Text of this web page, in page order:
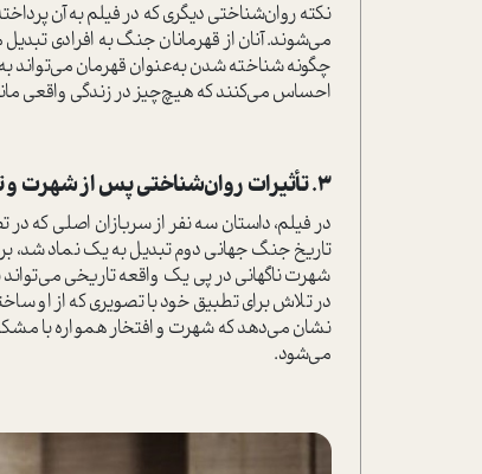
نکته روان‌شناختی دیگری که در فیلم به آن
می‌شوند. آنان از قهرمانان جنگ به افرادی
چگونه شناخته شدن به‌عنوان قهرمان می‌تواند
احساس می‌کنند که هیچ‌چیز در زندگی واقعی
۳. تأثیرات روان‌شناختی پس از شهرت و تصویر عمومی
در فیلم، داستان سه نفر از سربازان اصلی که
تاریخ جنگ جهانی دوم تبدیل به یک نماد شد،
شهرت ناگهانی در پی یک واقعه تاریخی
در تلاش برای تطبیق خود با تصویری که از او
نشان می‌دهد که شهرت و افتخار همواره با
می‌شود.